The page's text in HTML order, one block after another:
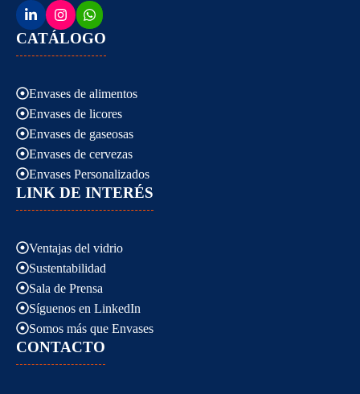
CATÁLOGO
Envases de alimentos
Envases de licores
Envases de gaseosas
Envases de cervezas
Envases Personalizados
LINK DE INTERÉS
Ventajas del vidrio
Sustentabilidad
Sala de Prensa
Síguenos en LinkedIn
Somos más que Envases
CONTACTO